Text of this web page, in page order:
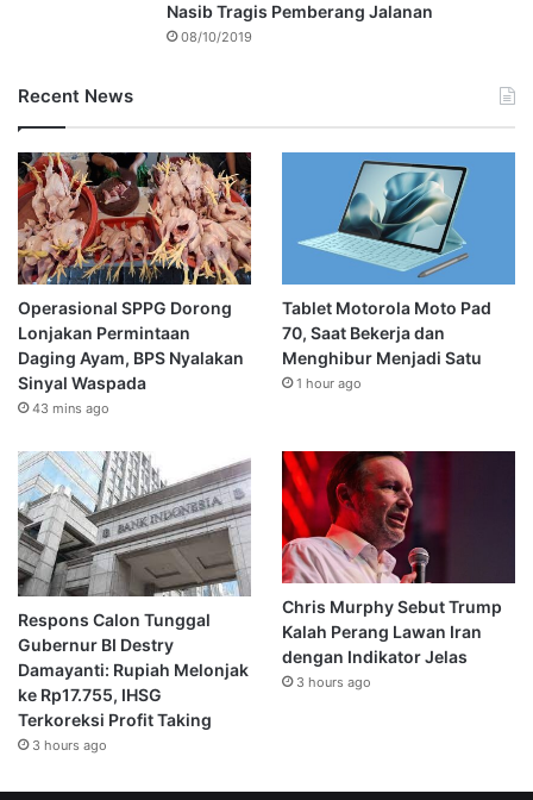
Nasib Tragis Pemberang Jalanan
08/10/2019
Recent News
Operasional SPPG Dorong
Lonjakan Permintaan
Daging Ayam, BPS Nyalakan
Sinyal Waspada
43 mins ago
Tablet Motorola Moto Pad
70, Saat Bekerja dan
Menghibur Menjadi Satu
1 hour ago
Respons Calon Tunggal
Gubernur BI Destry
Damayanti: Rupiah Melonjak
ke Rp17.755, IHSG
Terkoreksi Profit Taking
3 hours ago
Chris Murphy Sebut Trump
Kalah Perang Lawan Iran
dengan Indikator Jelas
3 hours ago